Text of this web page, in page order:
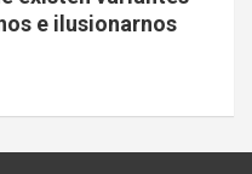
e ilusionarnos